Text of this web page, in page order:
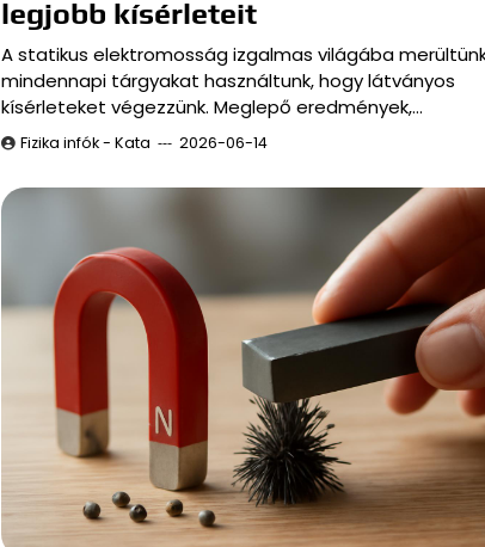
legjobb kísérleteit
A statikus elektromosság izgalmas világába
mindennapi tárgyakat használtunk, hogy látványos
kísérleteket végezzünk. Meglepő eredmények,…
Fizika infók - Kata 2026-06-14